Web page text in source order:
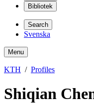
Bibliotek
Search
Svenska
Menu
KTH Profiles
Shiqian